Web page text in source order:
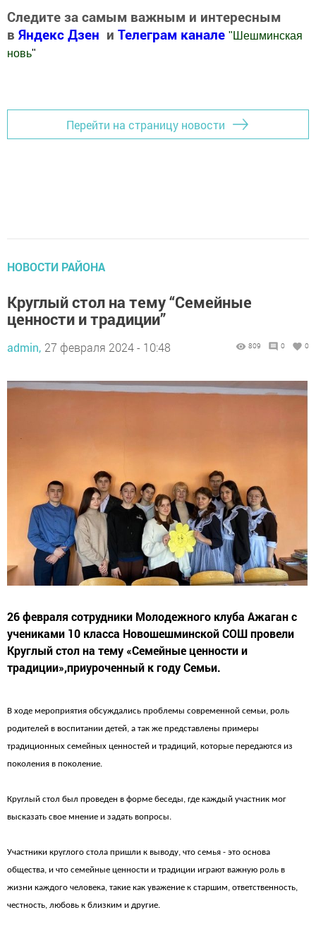
Следите за самым важным и интересным
в Яндекс Дзен и Телеграм канале " Шешминская
новь"
Перейти на страницу новости
НОВОСТИ РАЙОНА
Круглый стол на тему “Семейные
ценности и традиции”
admin, 27 февраля 2024 - 10:48 809 0 0
26 февраля сотрудники Молодежного клуба Ажаган с
учениками 10 класса Новошешминской СОШ провели
Круглый стол на тему «Семейные ценности и
традиции»,приуроченный к году Семьи.
В ходе мероприятия обсуждались проблемы современной семьи, роль
родителей в воспитании детей, а так же представлены примеры
традиционных семейных ценностей и традиций, которые передаются из
поколения в поколение.
Круглый стол был проведен в форме беседы, где каждый участник мог
высказать свое мнение и задать вопросы.
Участники круглого стола пришли к выводу, что семья - это основа
общества, и что семейные ценности и традиции играют важную роль в
жизни каждого человека, такие как уважение к старшим, ответственность,
честность, любовь к близким и другие.